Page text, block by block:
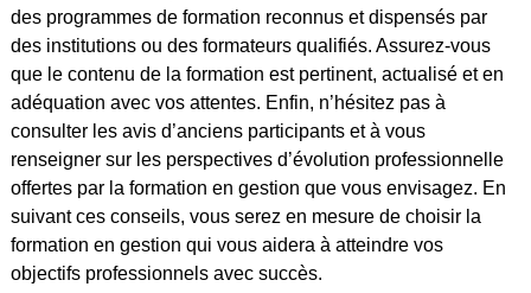
des programmes de formation reconnus et dispensés par
des institutions ou des formateurs qualifiés. Assurez-vous
que le contenu de la formation est pertinent, actualisé et en
adéquation avec vos attentes. Enfin, n’hésitez pas à
consulter les avis d’anciens participants et à vous
renseigner sur les perspectives d’évolution professionnelle
offertes par la formation en gestion que vous envisagez. En
suivant ces conseils, vous serez en mesure de choisir la
formation en gestion qui vous aidera à atteindre vos
objectifs professionnels avec succès.